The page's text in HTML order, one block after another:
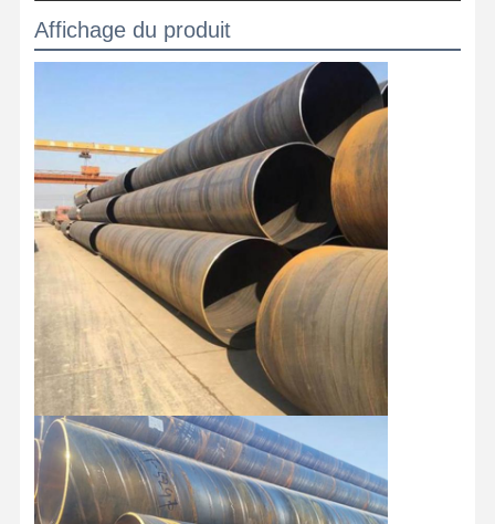
Affichage du produit